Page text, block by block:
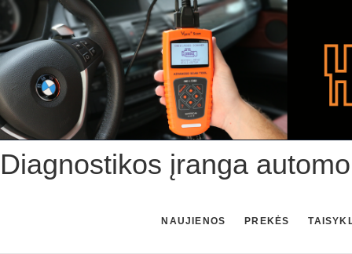
Skip
to
content
Diagnostikos įranga
NAUJIENOS PREKĖS